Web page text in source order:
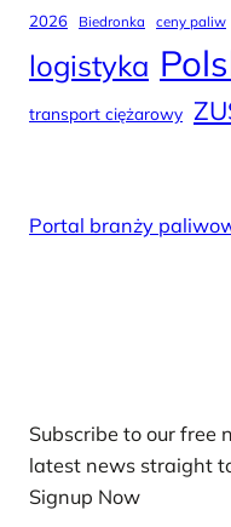
2026 Biedronka ceny paliw
logistyka
transport ciężarowy
Portal branży
Subscribe to our free
latest news straight
Signup Now